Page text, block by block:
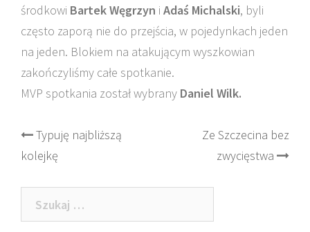
środkowi Bartek Węgrzyn i Adaś Michalski, byli
często zaporą nie do przejścia, w pojedynkach jeden
na jeden. Blokiem na atakującym wyszkowian
zakończyliśmy całe spotkanie.
MVP spotkania został wybrany Daniel Wilk.
Post
navigation
Typuję najbliższą
kolejkę
Ze Szczecina bez
zwycięstwa
Szukaj: